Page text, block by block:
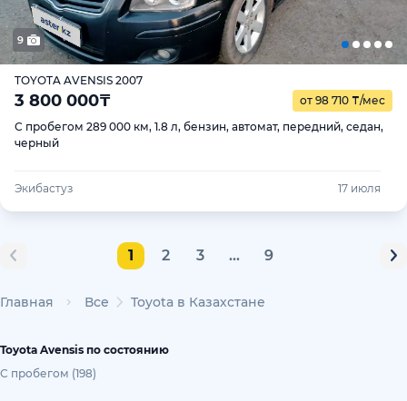
9
TOYOTA AVENSIS 2007
3 800 000₸ от 98 710 ₸/мес
С пробегом 289 000 км, 1.8 л, бензин, автомат, передний, седан,
черный
Экибастуз 17 июля
1 2 3 ... 9
Главная Все Toyota в Казахстане
Toyota Avensis по состоянию
С пробегом (198)